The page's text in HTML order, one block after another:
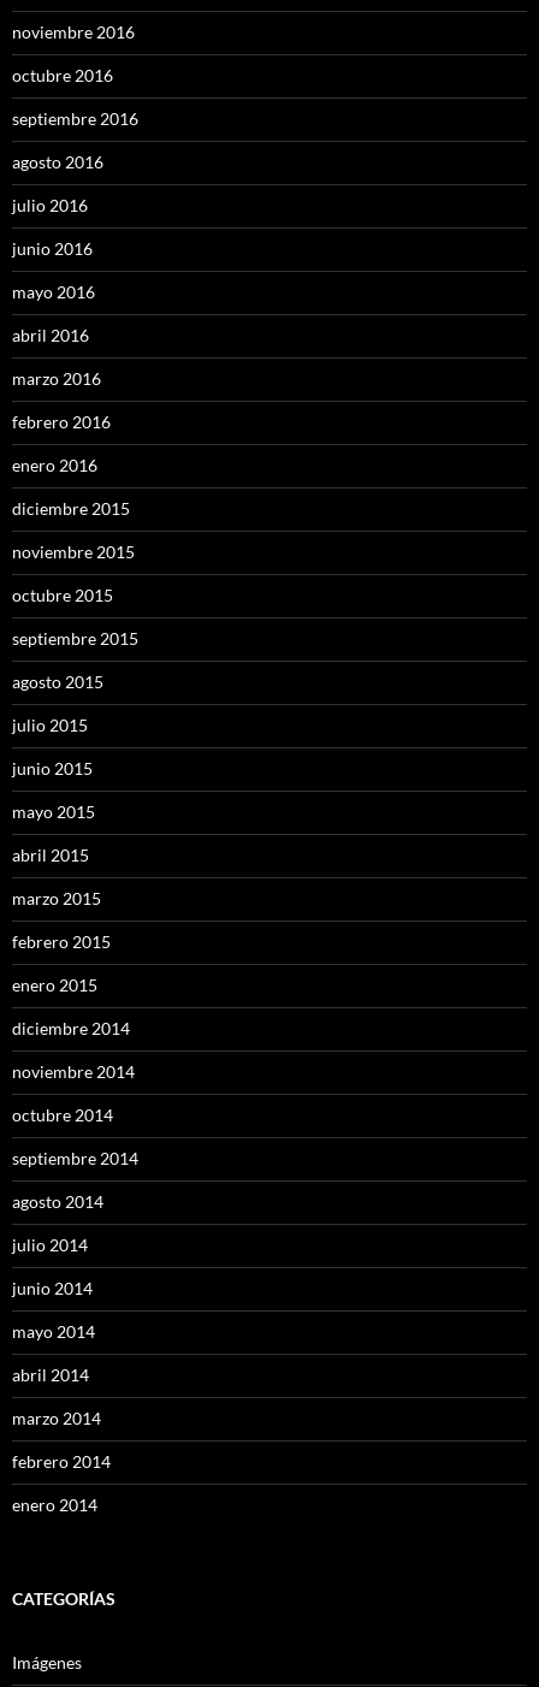
noviembre 2016
octubre 2016
septiembre 2016
agosto 2016
julio 2016
junio 2016
mayo 2016
abril 2016
marzo 2016
febrero 2016
enero 2016
diciembre 2015
noviembre 2015
octubre 2015
septiembre 2015
agosto 2015
julio 2015
junio 2015
mayo 2015
abril 2015
marzo 2015
febrero 2015
enero 2015
diciembre 2014
noviembre 2014
octubre 2014
septiembre 2014
agosto 2014
julio 2014
junio 2014
mayo 2014
abril 2014
marzo 2014
febrero 2014
enero 2014
CATEGORÍAS
Imágenes